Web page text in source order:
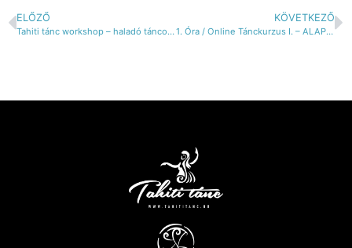
ELŐZŐ
Tahiti tánc workshop – haladó táncosoknak
KÖVETKEZŐ
1. Óra / Online Tánckurzus I. – ALAPOK